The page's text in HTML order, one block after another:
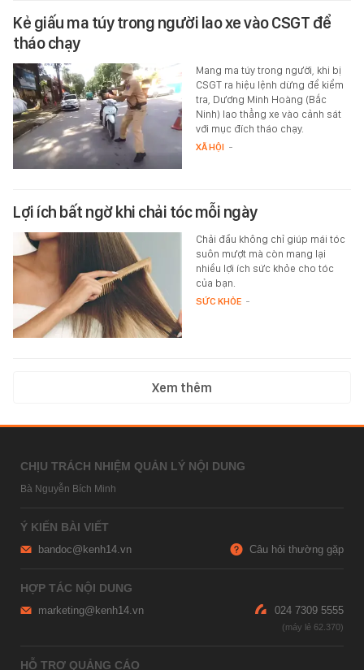
Kẻ giấu ma túy trong người lao xe vào CSGT để
tháo chạy
Mang ma túy trong người, khi bị
CSGT ra hiệu lệnh dừng để kiểm
tra, Dương Minh Hoàng (Bắc
Ninh) lao thẳng xe vào cảnh sát
với mục đích tháo chạy.
XÃ HỘI -
Lợi ích bất ngờ khi chải tóc mỗi ngày
Chải đầu không chỉ giúp mái tóc
suôn mượt mà còn mang lại
nhiều lợi ích sức khỏe cho tóc
của bạn.
SỨC KHỎE -
Xem thêm
CHỊU TRÁCH NHIỆM QUẢN LÝ NỘI DUNG
Bà Nguyễn Bích Minh
Ý KIẾN BÀI VIẾT
bandoc@kenh14.vn Câu hỏi thường gặp
HỢP TÁC NỘI DUNG
marketing@kenh14.vn 024 7309 5555
HỖ TRỢ QUẢNG CÁO